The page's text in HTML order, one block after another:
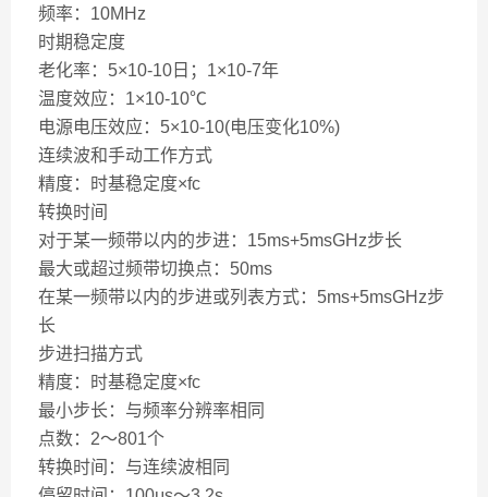
频率：10MHz
时期稳定度
老化率：5×10-10日；1×10-7年
温度效应：1×10-10℃
电源电压效应：5×10-10(电压变化10%)
连续波和手动工作方式
精度：时基稳定度×fc
转换时间
对于某一频带以内的步进：15ms+5msGHz步长
最大或超过频带切换点：50ms
在某一频带以内的步进或列表方式：5ms+5msGHz步
长
步进扫描方式
精度：时基稳定度×fc
最小步长：与频率分辨率相同
点数：2～801个
转换时间：与连续波相同